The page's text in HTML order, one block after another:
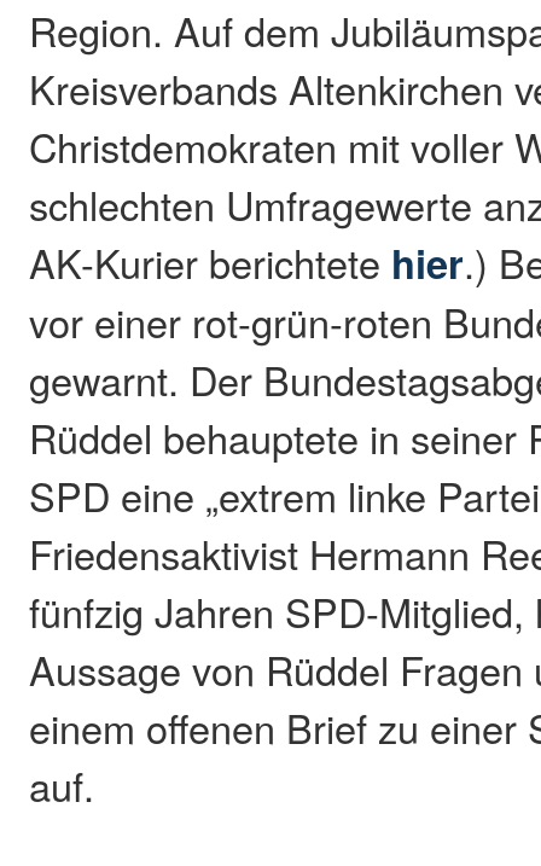
Region. Auf dem
Kreisverbands Altenkirchen
Christdemokraten mit voller
schlechten Umfragewerte
AK-Kurier berichtete hier.)
vor einer rot-grün-roten
gewarnt. Der
Rüddel behauptete in seiner
SPD eine „extrem linke
Friedensaktivist Hermann
fünfzig Jahren SPD-Mitglied,
Aussage von Rüddel
einem offenen Brief zu einer
auf.